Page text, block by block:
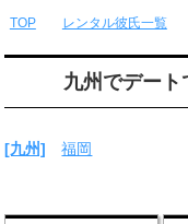
TOP レンタル彼氏一覧
九州でデート
[九州] 福岡